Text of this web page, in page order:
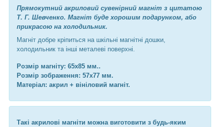
Прямокутний акриловий сувенірний магніт з цитатою
Т. Г. Шевченко. Магніт буде хорошим подарунком, або
прикрасою на холодильник.
Магніт добре кріпиться на шкільні магнітні дошки,
холодильник та інші металеві поверхні.
Розмір магніту: 65х85 мм..
Розмір зображення: 57х77 мм.
Матеріал: акрил + вініловий магніт.
Такі акрилові магніти можна виготовити з будь-яким